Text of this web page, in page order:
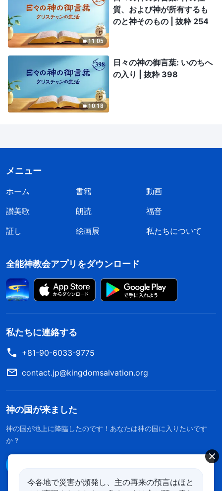
11:05
質、および神が所有するも
のと神そのもの | 抜粋 254
10:18
日々の神の御言葉: いのちへ
の入り | 抜粋 398
メニュー
ホーム 書籍
動画
讃美歌
朗読
福音
証し
絵画展 私たちについて
全能神教会アプリをダウンロード
私たちに連絡する
+81-90-6033-9775
contact.jp@kingdomsalvation.org
神の国が来ました
神の国が地上に降臨したのです！あなたは神の国に入りたいです
か？
今各地で災害が頻発し、主の再来の預言はほと